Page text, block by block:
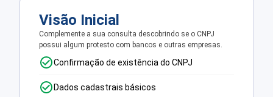
Visão Inicial
Complemente a sua consulta descobrindo se o CNPJ
possui algum protesto com bancos e outras empresas.
Confirmação de existência do CNPJ
Dados cadastrais básicos